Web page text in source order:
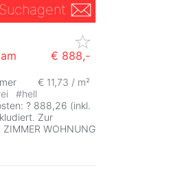
Suchagent
€ 888,-
€ 11,73 / m²
#hell
? 888,26 (inkl.
Zur
WOHNUNG